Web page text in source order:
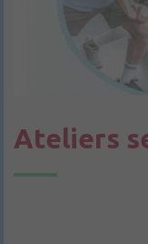
Ateliers